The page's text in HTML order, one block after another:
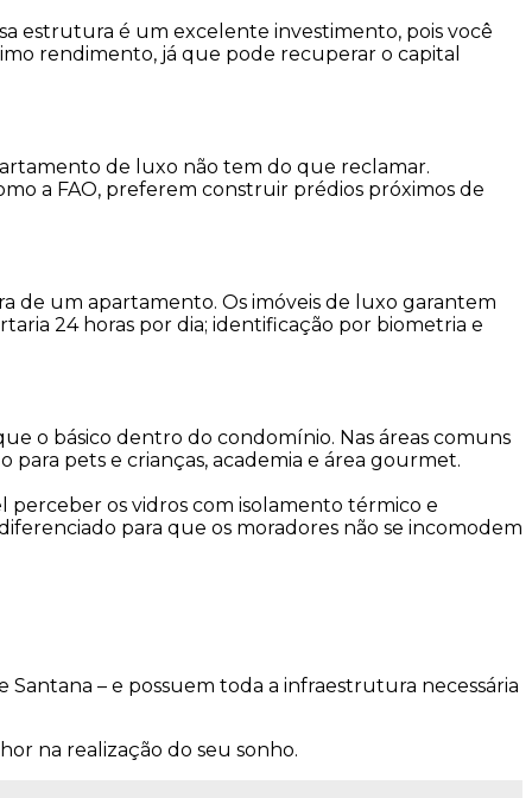
estrutura é um excelente investimento, pois você
rendimento, já que pode recuperar o capital
de luxo não tem do que reclamar.
a FAO, preferem construir prédios próximos de
de um apartamento. Os imóveis de luxo garantem
24 horas por dia; identificação por biometria e
o básico dentro do condomínio. Nas áreas comuns
pets e crianças, academia e área gourmet.
perceber os vidros com isolamento térmico e
para que os moradores não se incomodem
Santana – e possuem toda a infraestrutura necessária
na realização do seu sonho.